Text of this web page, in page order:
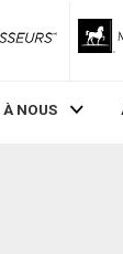
RLP
NOUS